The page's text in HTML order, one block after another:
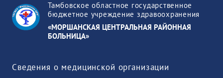
Тамбовское областное государственное
бюджетное учреждение здравоохранения
«МОРШАНСКАЯ ЦЕНТРАЛЬНАЯ РАЙОННАЯ
БОЛЬНИЦА»
Сведения о медицинской организации